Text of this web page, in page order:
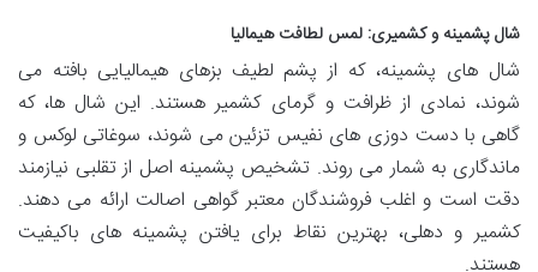
شال پشمینه و کشمیری: لمس لطافت هیمالیا
شال های پشمینه، که از پشم لطیف بزهای هیمالیایی بافته می
شوند، نمادی از ظرافت و گرمای کشمیر هستند. این شال ها، که
گاهی با دست دوزی های نفیس تزئین می شوند، سوغاتی لوکس و
ماندگاری به شمار می روند. تشخیص پشمینه اصل از تقلبی نیازمند
دقت است و اغلب فروشندگان معتبر گواهی اصالت ارائه می دهند.
کشمیر و دهلی، بهترین نقاط برای یافتن پشمینه های باکیفیت
هستند.